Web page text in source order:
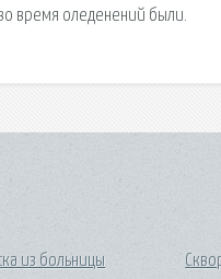
время оледенений были.
из больницы